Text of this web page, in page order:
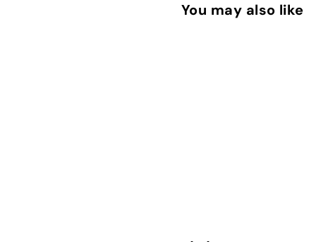
You may also like